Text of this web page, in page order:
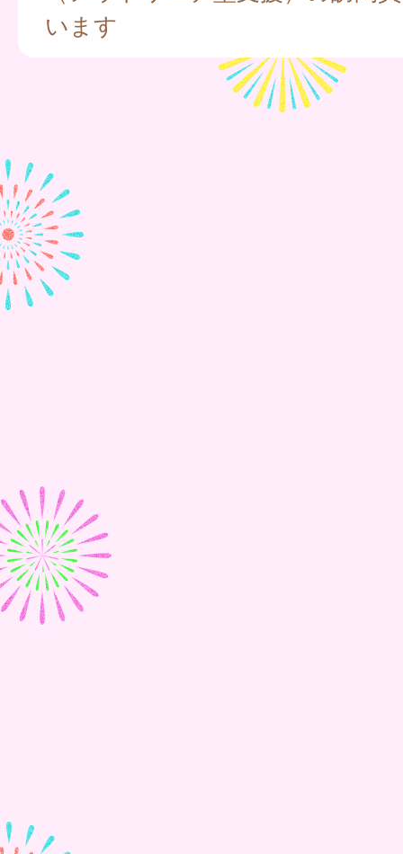
います